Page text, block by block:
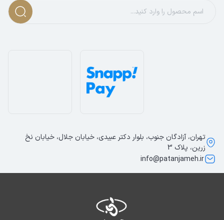
تهران، آزادگان جنوب، بلوار دکتر عبیدی، خیابان جلال، خیابان نخ
زرین، پلاک 3
info@patanjameh.ir